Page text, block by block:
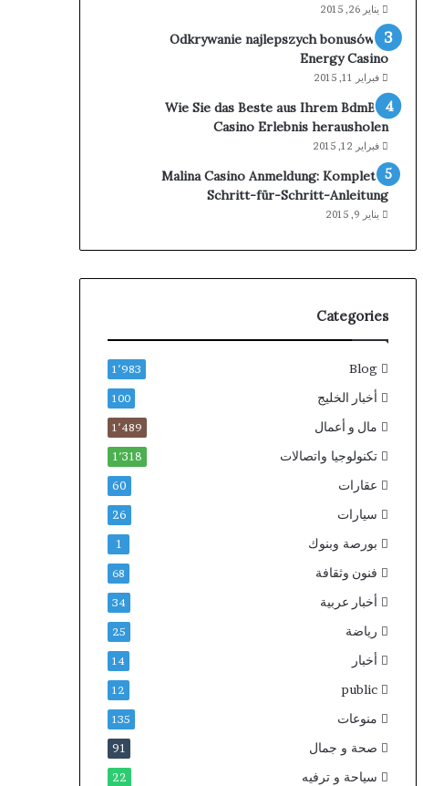
يناير 26, 2015
Odkrywanie najlepszych bonusów w
Energy Casino
فبراير 11, 2015
Wie Sie das Beste aus Ihrem BdmBet
Casino Erlebnis herausholen
فبراير 12, 2015
Malina Casino Anmeldung: Komplette
Schritt-für-Schritt-Anleitung
يناير 9, 2015
Categories
Blog 1٬983
أخبار الخليج 100
مال و أعمال 1٬489
تكنولوجيا واتصالات 1٬318
عقارات 60
سيارات 26
بورصة وبنوك 1
فنون وثقافة 68
أخبار عربية 34
رياضة 25
أخبار 14
public
12
منوعات 135
صحة و جمال 91
سياحة و ترفيه 22